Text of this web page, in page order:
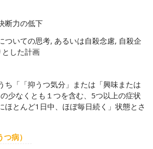
断力の低下
ついての思考, あるいは自殺念慮, 自殺企
した計画
ち「「抑うつ気分」または「興味または
少なくとも１つを含む、5つ以上の症状
ほとんど1日中、ほぼ毎日続く」状態とさ
病）